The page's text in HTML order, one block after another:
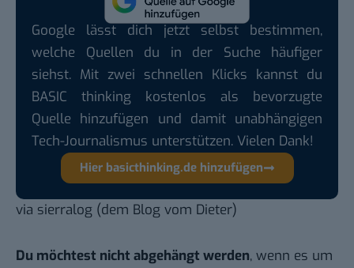
Google lässt dich jetzt selbst bestimmen,
welche Quellen du in der Suche häufiger
siehst. Mit zwei schnellen Klicks kannst du
BASIC thinking kostenlos als bevorzugte
Quelle hinzufügen und damit unabhängigen
Tech-Journalismus unterstützen. Vielen Dank!
Hier basicthinking.de hinzufügen
via sierralog (dem Blog vom Dieter)
Du möchtest nicht abgehängt werden, wenn es um